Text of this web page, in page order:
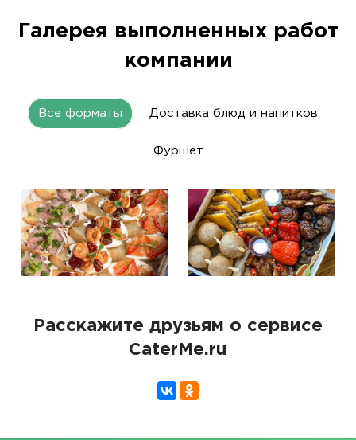
Галерея выполненных работ
компании
Все форматы Доставка блюд и напитков
Фуршет
Расскажите друзьям о сервисе
CaterMe.ru